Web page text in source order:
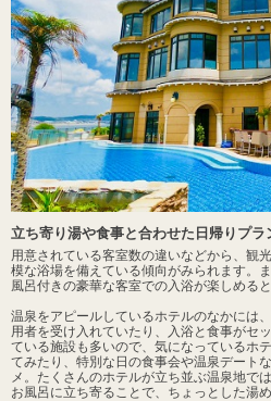
立ち寄り湯や食事と合わせた日帰りプラ
用意されている客室数の違いなどから、観
模な浴場を備えている傾向がみられます。
風呂付きの豪華な客室での入浴が楽しめる
温泉をアピールしているホテルのなかには
用者を受け入れていたり、入浴と食事がセ
ている施設も多いので、気になっているホ
てみたり、特別な日の食事会や温泉デート
メ。たくさんのホテルが立ち並ぶ温泉地で
お風呂に立ち寄ることで、ちょっとした湯